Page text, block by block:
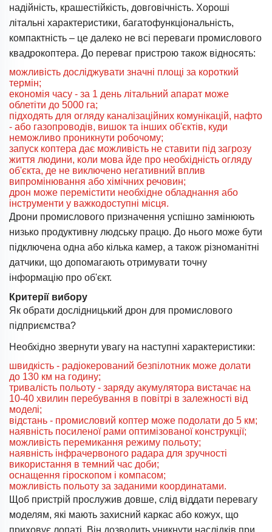
надійність, крашестійкість, довговічність. Хороші
літальні характеристики, багатофункціональність,
компактність – це далеко не всі переваги промислового
квадрокоптера. До переваг пристрою також відносять:
можливість досліджувати значні площі за короткий
термін;
економія часу - за 1 день літальний апарат може
облетіти до 5000 га;
підходять для огляду каналізаційних комунікацій, нафто
- або газопроводів, вишок та інших об'єктів, куди
неможливо проникнути робочому;
запуск коптера дає можливість не ставити під загрозу
життя людини, коли мова йде про необхідність огляду
об'єкта, де не виключено негативний вплив
випромінювання або хімічних речовин;
дрон може перемістити необхідне обладнання або
інструменти у важкодоступні місця.
Дрони промислового призначення успішно замінюють
низько продуктивну людську працю. До нього може бути
підключена одна або кілька камер, а також різноманітні
датчики, що допомагають отримувати точну
інформацію про об'єкт.
Критерії вибору
Як обрати дослідницький дрон для промислового
підприємства?
Необхідно звернути увагу на наступні характеристики:
швидкість - радіокерований безпілотник може долати
до 130 км на годину;
тривалість польоту - заряду акумулятора вистачає на
10-40 хвилин перебування в повітрі в залежності від
моделі;
відстань - промисловий коптер може подолати до 5 км;
наявність посиленої рами оптимізованої конструкції;
можливість перемикання режиму польоту;
наявність інфрачервоного радара для зручності
використання в темний час доби;
оснащення гіроскопом і компасом;
можливість польоту за заданими координатами.
Щоб пристрій прослужив довше, слід віддати перевагу
моделям, які мають захисний каркас або кожух, що